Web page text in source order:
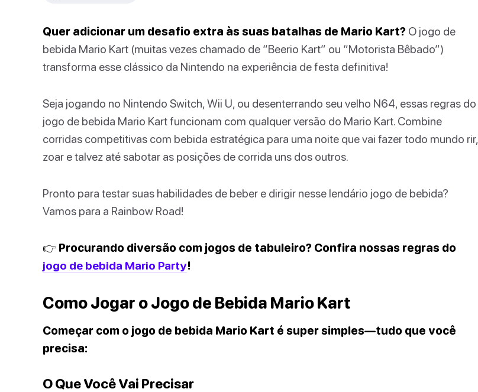
Quer adicionar um desafio extra às suas batalhas de Mario Kart? O jogo de
bebida Mario Kart (muitas vezes chamado de “Beerio Kart” ou “Motorista Bêbado”)
transforma esse clássico da Nintendo na experiência de festa definitiva!
Seja jogando no Nintendo Switch, Wii U, ou desenterrando seu velho N64, essas regras do
jogo de bebida Mario Kart funcionam com qualquer versão do Mario Kart. Combine
corridas competitivas com bebida estratégica para uma noite que vai fazer todo mundo rir,
zoar e talvez até sabotar as posições de corrida uns dos outros.
Pronto para testar suas habilidades de beber e dirigir nesse lendário jogo de bebida?
Vamos para a Rainbow Road!
👉 Procurando diversão com jogos de tabuleiro? Confira nossas regras do
jogo de bebida Mario Party!
Como Jogar o Jogo de Bebida Mario Kart
Começar com o jogo de bebida Mario Kart é super simples—tudo que você
precisa:
O Que Você Vai Precisar